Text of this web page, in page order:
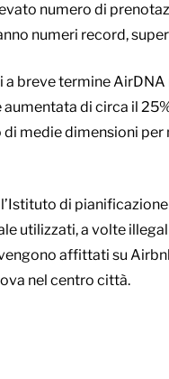
numero di
numeri record,
breve termine
di circa il
medie dimensioni
di
utilizzati, a volte
affittati su
nel centro città.